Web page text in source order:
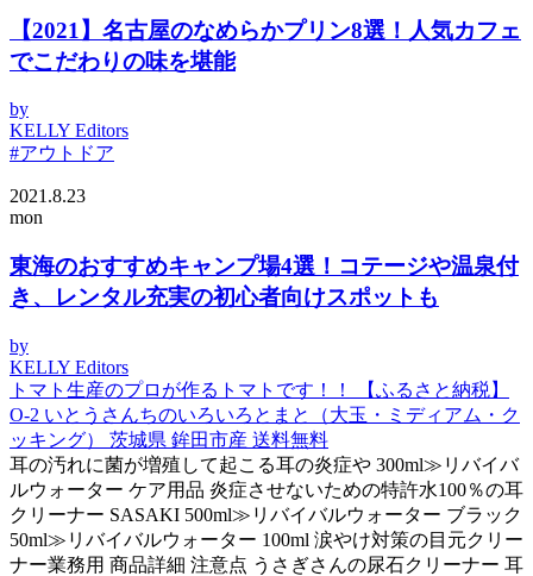
【2021】名古屋のなめらかプリン8選！人気カフェ
でこだわりの味を堪能
by
KELLY Editors
#アウトドア
2021.8.23
mon
東海のおすすめキャンプ場4選！コテージや温泉付
き、レンタル充実の初心者向けスポットも
by
KELLY Editors
トマト生産のプロが作るトマトです！！ 【ふるさと納税】
O-2 いとうさんちのいろいろとまと（大玉・ミディアム・ク
ッキング） 茨城県 鉾田市産 送料無料
耳の汚れに菌が増殖して起こる耳の炎症や 300ml≫リバイバ
ルウォーター ケア用品 炎症させないための特許水100％の耳
クリーナー SASAKI 500ml≫リバイバルウォーター ブラック
50ml≫リバイバルウォーター 100ml 涙やけ対策の目元クリー
ナー業務用 商品詳細 注意点 うさぎさんの尿石クリーナー 耳